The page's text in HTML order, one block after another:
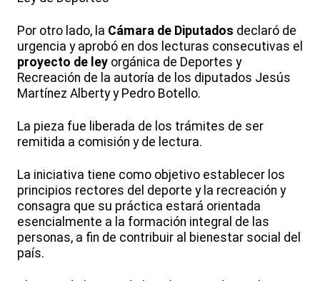
Por otro lado, la Cámara de Diputados declaró de
urgencia y aprobó en dos lecturas consecutivas el
proyecto de ley orgánica de Deportes y
Recreación de la autoría de los diputados Jesús
Martínez Alberty y Pedro Botello.
La pieza fue liberada de los trámites de ser
remitida a comisión y de lectura.
La iniciativa tiene como objetivo establecer los
principios rectores del deporte y la recreación y
consagra que su práctica estará orientada
esencialmente a la formación integral de las
personas, a fin de contribuir al bienestar social del
país.